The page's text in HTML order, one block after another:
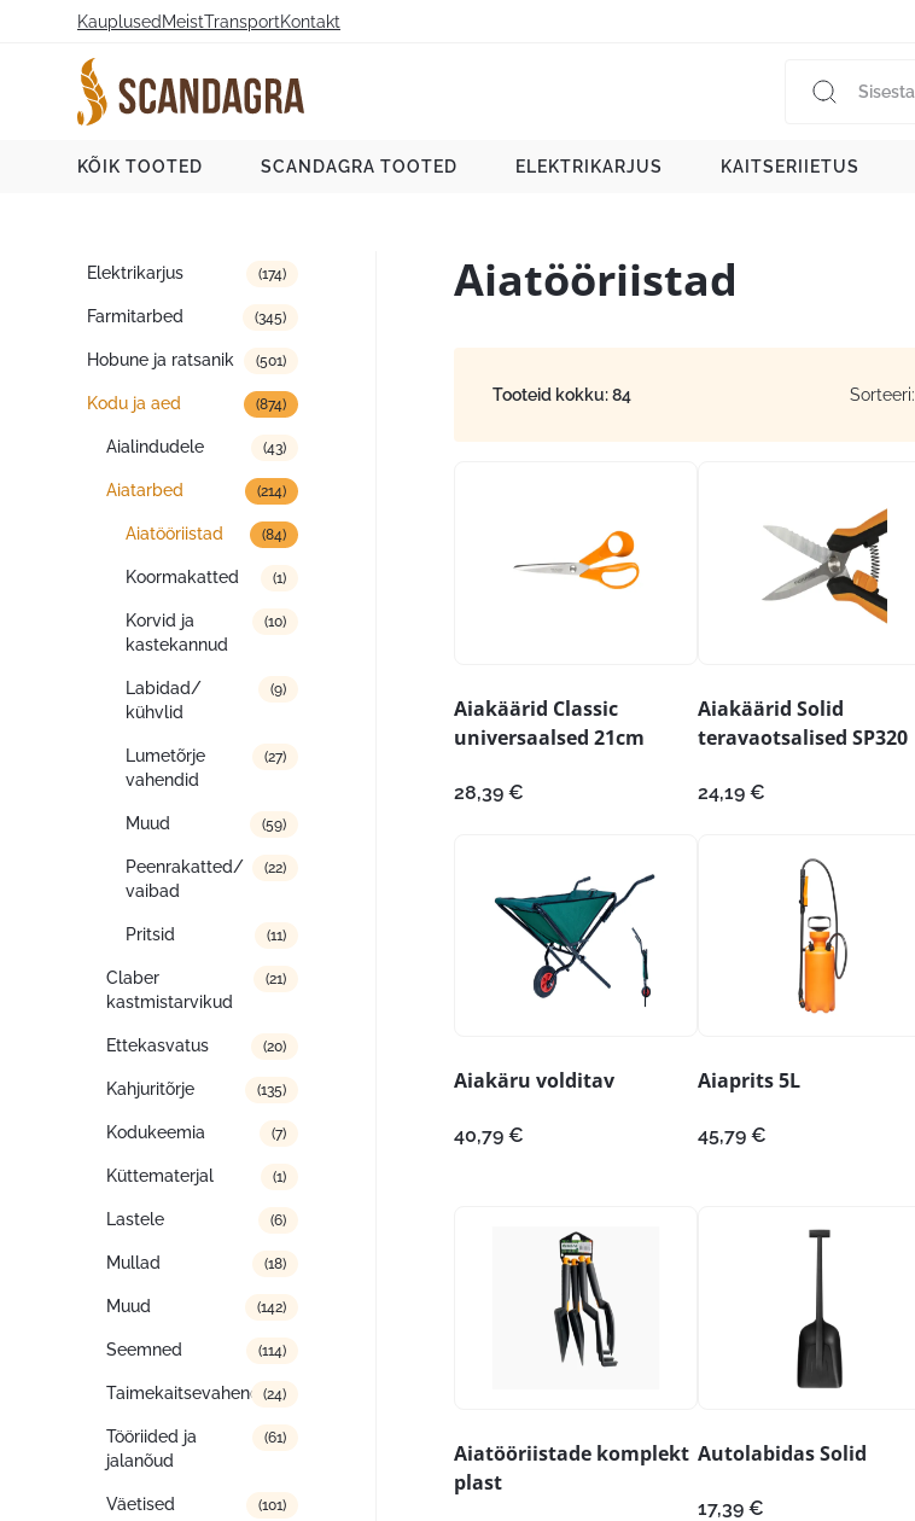
Kauplused MeistTransportKontakt
KÕIK TOOTED SCANDAGRA TOOTED ELEKTRIKARJUS KAITSERIIETUS
Tootekategooriad
Elektrikarjus (174)
Farmitarbed (345)
Hobune ja ratsanik (501)
Kodu ja aed (874)
Aialindudele (43)
Aiatarbed (214)
Aiatööriistad (84)
Koormakatted (1)
Korvid ja
kastekannud
(10)
Labidad/
kühvlid
(9)
Lumetõrje
vahendid
(27)
Muud (59)
Peenrakatted/
vaibad
(22)
Pritsid (11)
Claber
kastmistarvikud
(21)
Ettekasvatus (20)
Kahjuritõrje (135)
Kodukeemia (7)
Küttematerjal (1)
Lastele (6)
Mullad (18)
Muud (142)
Seemned (114)
Taimekaitsevahendid(24)
Tööriided ja
jalanõud
(61)
Väetised (101)
Aiatööriistad
Tooteid kokku: 84 Sorteeri:
Aiakäärid Classic
universaalsed 21cm
28,39 €
Aiakäärid Solid
teravaotsalised SP320
24,19 €
Aiakäru volditav
40,79 €
Aiaprits 5L
45,79 €
Aiatööriistade komplekt
plast
Autolabidas Solid
17,39 €